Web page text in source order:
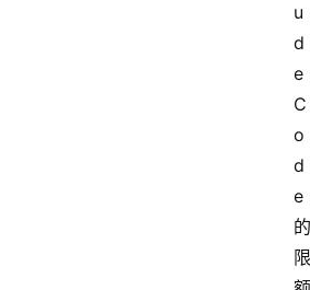
u
d
e
C
o
d
e
的
限